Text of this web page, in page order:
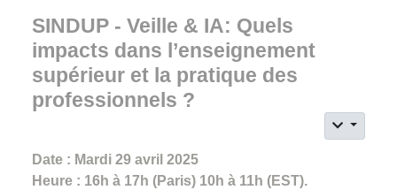
SINDUP - Veille & IA: Quels
impacts dans l’enseignement
supérieur et la pratique des
professionnels ?
Date : Mardi 29 avril 2025
Heure : 16h à 17h (Paris) 10h à 11h (EST).